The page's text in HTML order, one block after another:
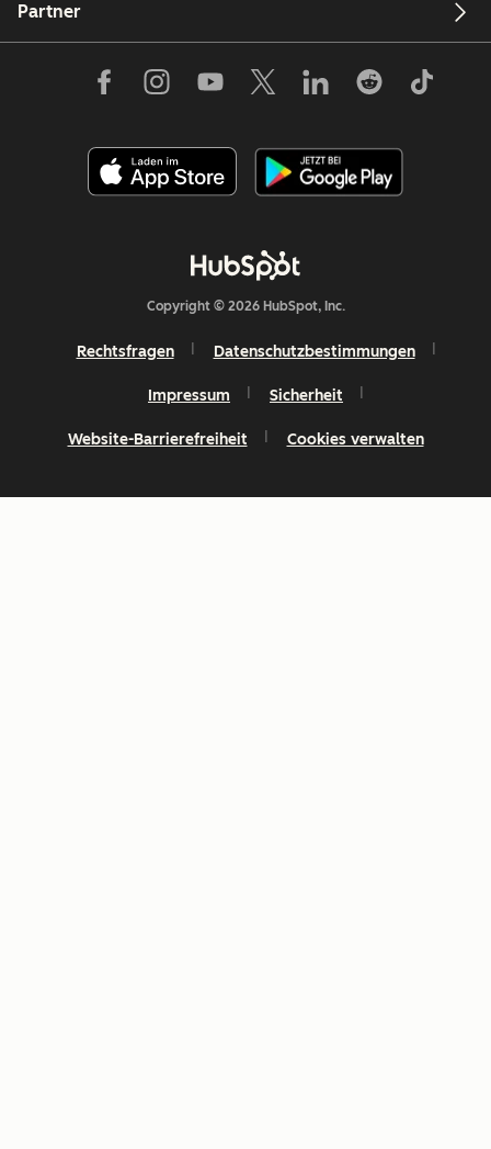
Partner
Copyright © 2026 HubSpot, Inc.
Rechtsfragen Datenschutzbestimmungen
Impressum Sicherheit
Website-Barrierefreiheit Cookies verwalten